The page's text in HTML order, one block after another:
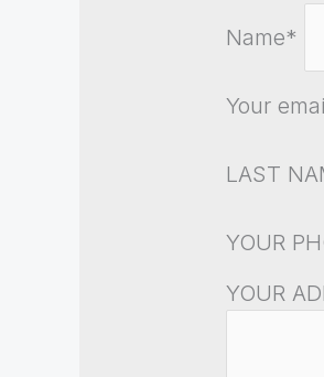
Name*
Your
LAST
YOUR
YOUR